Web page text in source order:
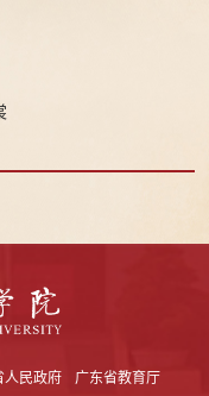
人民政府 广东省教育厅